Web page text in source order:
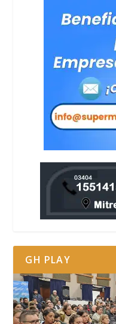
GH PLAY